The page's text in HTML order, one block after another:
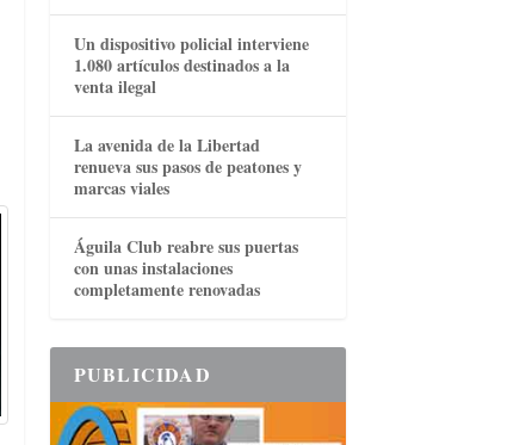
Un dispositivo policial interviene
1.080 artículos destinados a la
venta ilegal
La avenida de la Libertad
renueva sus pasos de peatones y
marcas viales
Águila Club reabre sus puertas
con unas instalaciones
completamente renovadas
PUBLICIDAD